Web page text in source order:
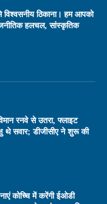
विश्वसनीय ठिकाना। हम आपको
हलचल, सांस्कृतिक
रनवे से उतरा, फ्लाइट
थे सवार; डीजीसीए ने शुरू की
कोच्चि में करेंगी ईओडी